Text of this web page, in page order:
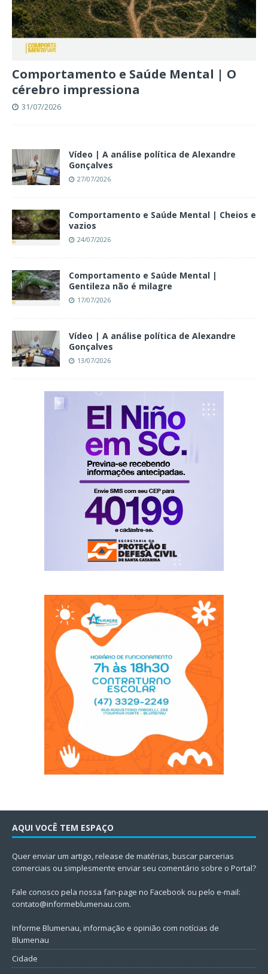
Comportamento e Saúde Mental | O
cérebro impressiona
31/07/2026
Vídeo | A análise política de Alexandre
Gonçalves
27/07/2026
Comportamento e Saúde Mental | Cheios e
vazios
24/07/2026
Comportamento e Saúde Mental |
Gentileza não é milagre
17/07/2026
Vídeo | A análise política de Alexandre
Gonçalves
13/07/2026
AQUI VOCÊ TEM ESPAÇO
Quer enviar um artigo, release de matérias, buscar parcerias
comerciais ou simplesmente enviar seu comentário sobre o Portal?
Fale conosco pela nossa fan-page no Facebook ou pelo e-mail:
contato@informeblumenau.com.
Informe Blumenau, informação e opinião com notícias de
Blumenau
Cidade